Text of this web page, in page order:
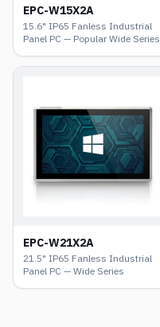
EPC-W15X2A
15.6" IP65 Fanless Industrial
Panel PC — Popular Wide Series
EPC-W21X2A
21.5" IP65 Fanless Industrial
Panel PC — Wide Series